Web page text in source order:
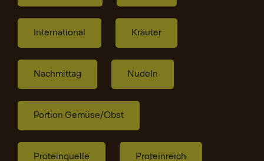
International Kräuter
Nachmittag Nudeln
Portion Gemüse/Obst
Proteinquelle Proteinreich